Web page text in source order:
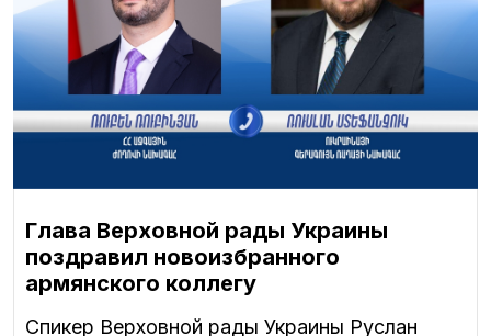
Глава Верховной рады Украины
поздравил новоизбранного
армянского коллегу
Спикер Верховной рады Украины Руслан